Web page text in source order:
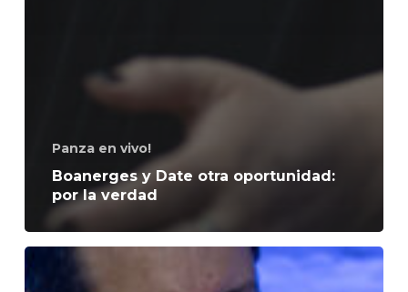
Panza en vivo!
Boanerges y Date otra oportunidad:
por la verdad